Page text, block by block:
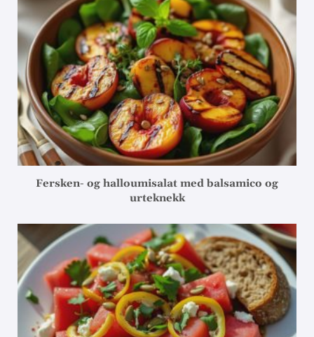
Fersken- og halloumisalat med balsamico og
urteknekk